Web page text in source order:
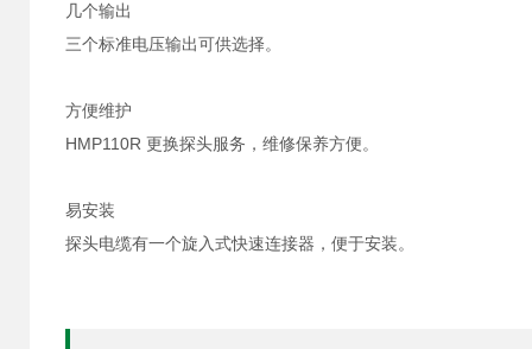
几个输出
三个标准电压输出可供选择。
方便维护
HMP110R 更换探头服务，维修保养方便。
易安装
探头电缆有一个旋入式快速连接器，便于安装。